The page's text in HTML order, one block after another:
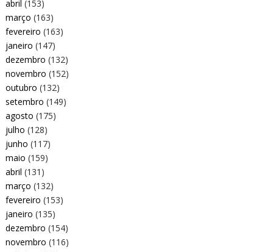
abril (153)
março (163)
fevereiro (163)
janeiro (147)
dezembro (132)
novembro (152)
outubro (132)
setembro (149)
agosto (175)
julho (128)
junho (117)
maio (159)
abril (131)
março (132)
fevereiro (153)
janeiro (135)
dezembro (154)
novembro (116)